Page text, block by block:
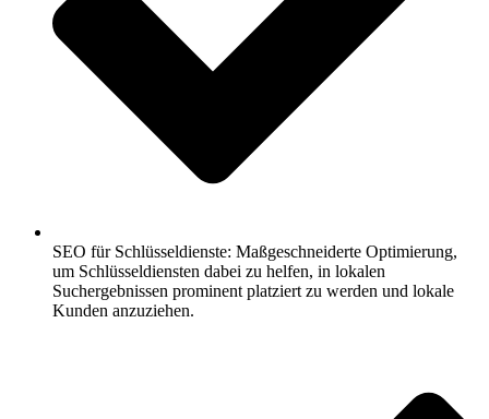
SEO für Schlüsseldienste: Maßgeschneiderte Optimierung,
um Schlüsseldiensten dabei zu helfen, in lokalen
Suchergebnissen prominent platziert zu werden und lokale
Kunden anzuziehen.